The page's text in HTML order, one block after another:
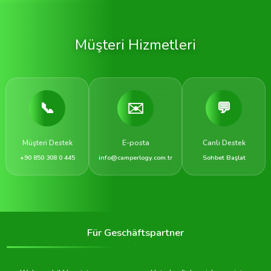
Müşteri Hizmetleri
📞
Müşteri Destek
+90 850 308 0 445
✉️
E-posta
info@camperlogy.com.tr
💬
Canlı Destek
Sohbet Başlat
Für Geschäftspartner